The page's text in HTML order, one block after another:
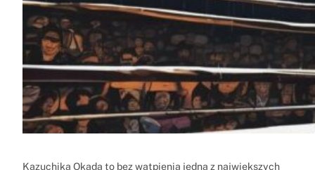
Kazuchika Okada to bez wątpienia jedna z największych